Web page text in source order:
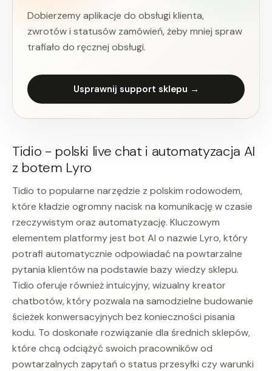
Dobierzemy aplikacje do obsługi klienta,
zwrotów i statusów zamówień, żeby mniej spraw
trafiało do ręcznej obsługi.
Usprawnij support sklepu →
Tidio - polski live chat i automatyzacja AI
z botem Lyro
Tidio to popularne narzędzie z polskim rodowodem,
które kładzie ogromny nacisk na komunikację w czasie
rzeczywistym oraz automatyzację. Kluczowym
elementem platformy jest bot AI o nazwie Lyro, który
potrafi automatycznie odpowiadać na powtarzalne
pytania klientów na podstawie bazy wiedzy sklepu.
Tidio oferuje również intuicyjny, wizualny kreator
chatbotów, który pozwala na samodzielne budowanie
ścieżek konwersacyjnych bez konieczności pisania
kodu. To doskonałe rozwiązanie dla średnich sklepów,
które chcą odciążyć swoich pracowników od
powtarzalnych zapytań o status przesyłki czy warunki